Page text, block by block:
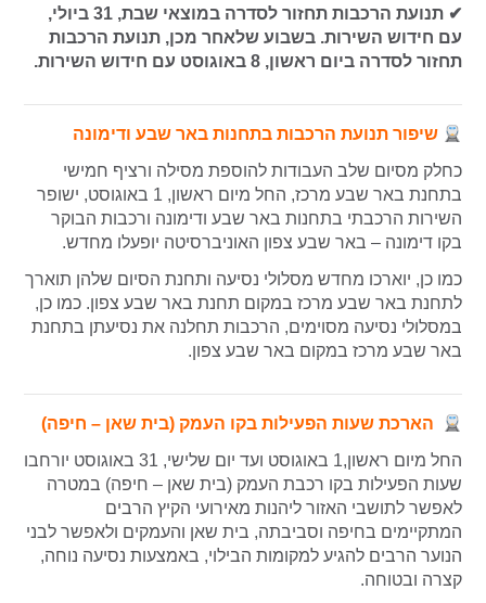
✔ תנועת הרכבות תחזור לסדרה במוצאי שבת, 31 ביולי,
עם חידוש השירות. בשבוע שלאחר מכן, תנועת הרכבות
תחזור לסדרה ביום ראשון, 8 באוגוסט עם חידוש השירות.
שיפור תנועת הרכבות בתחנות באר שבע ודימונה
כחלק מסיום שלב העבודות להוספת מסילה ורציף חמישי
בתחנת באר שבע מרכז, החל מיום ראשון, 1 באוגוסט, ישופר
השירות הרכבתי בתחנות באר שבע ודימונה ורכבות הבוקר
בקו דימונה – באר שבע צפון האוניברסיטה יופעלו מחדש.
כמו כן, יוארכו מחדש מסלולי נסיעה ותחנת הסיום שלהן תוארך
לתחנת באר שבע מרכז במקום תחנת באר שבע צפון. כמו כן,
במסלולי נסיעה מסוימים, הרכבות תחלנה את נסיעתן בתחנת
באר שבע מרכז במקום באר שבע צפון.
הארכת שעות הפעילות בקו העמק (בית שאן – חיפה)
החל מיום ראשון,1 באוגוסט ועד יום שלישי, 31 באוגוסט יורחבו
שעות הפעילות בקו רכבת העמק (בית שאן – חיפה) במטרה
לאפשר לתושבי האזור ליהנות מאירועי הקיץ הרבים
המתקיימים בחיפה וסביבתה, בית שאן והעמקים ולאפשר לבני
הנוער הרבים להגיע למקומות הבילוי, באמצעות נסיעה נוחה,
קצרה ובטוחה.